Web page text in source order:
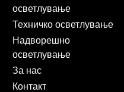
осветлување
Техничко осветлување
Надворешно
осветлување
За нас
Контакт